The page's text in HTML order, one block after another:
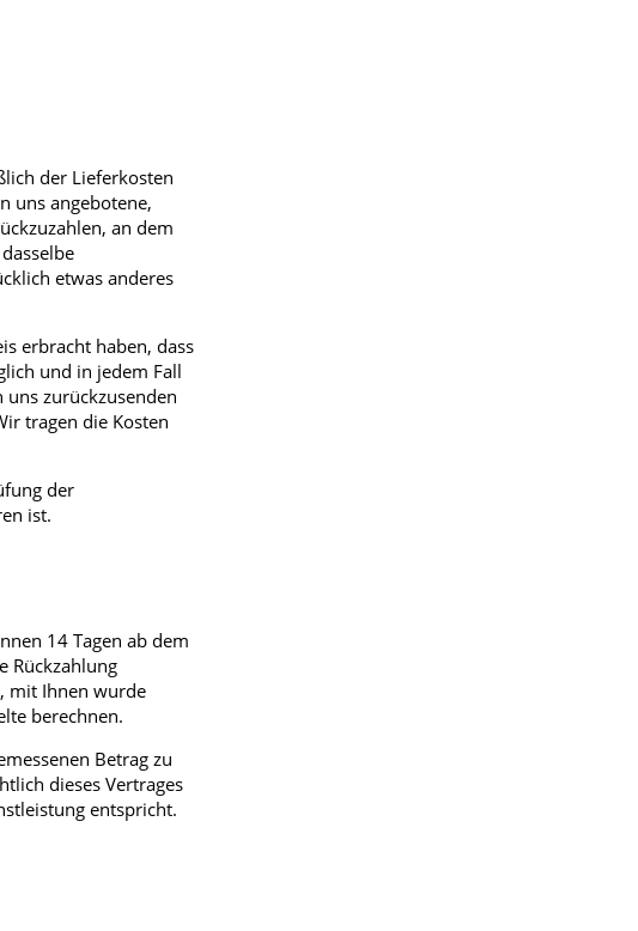
der Lieferkosten
uns angebotene,
an dem
etwas anderes
erbracht haben, dass
und in jedem Fall
uns zurückzusenden
tragen die Kosten
der
ist.
14 Tagen ab dem
Rückzahlung
mit Ihnen wurde
berechnen.
Betrag zu
dieses Vertrages
entspricht.